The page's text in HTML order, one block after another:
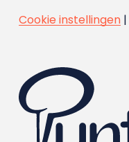
Cookie instellingen|